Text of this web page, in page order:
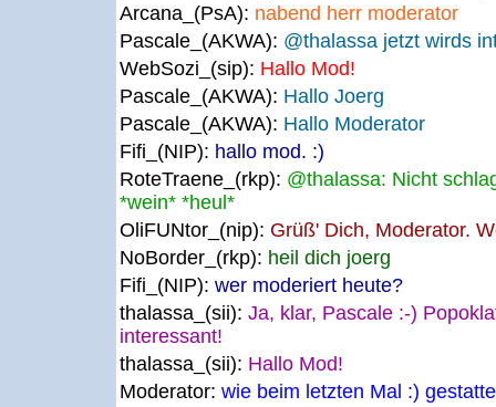
Arcana_(PsA): nabend herr moderator
Pascale_(AKWA): @thalassa jetzt wirds
WebSozi_(sip): Hallo Mod!
Pascale_(AKWA): Hallo Joerg
Pascale_(AKWA): Hallo Moderator
Fifi_(NIP): hallo mod. :)
RoteTraene_(rkp): @thalassa: Nicht
*wein* *heul*
OliFUNtor_(nip): Grüß' Dich, Moderator.
NoBorder_(rkp): heil dich joerg
Fifi_(NIP): wer moderiert heute?
thalassa_(sii): Ja, klar, Pascale :-)
interessant!
thalassa_(sii): Hallo Mod!
Moderator: wie beim letzten Mal :)